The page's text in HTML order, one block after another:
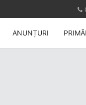
ANUNȚURI